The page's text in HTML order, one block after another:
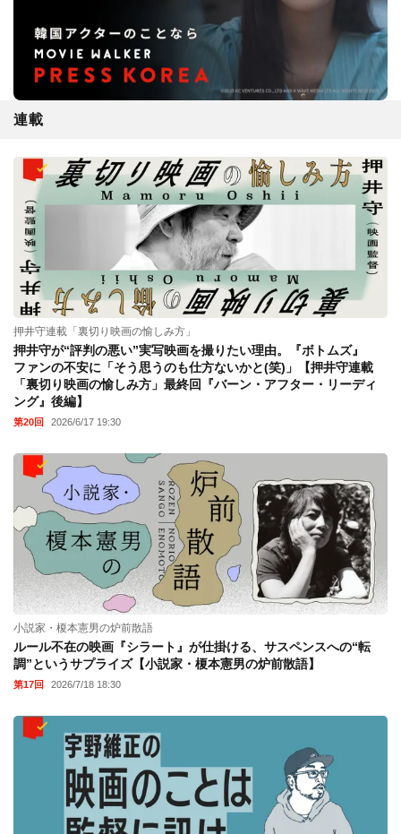
連載
押井守連載「裏切り映画の愉しみ方」
押井守が“評判の悪い”実写映画を撮りたい理由。『ボトムズ』
ファンの不安に「そう思うのも仕方ないかと(笑)」【押井守連載
「裏切り映画の愉しみ方」最終回『バーン・アフター・リーディ
ング』後編】
第20回 2026/6/17 19:30
小説家・榎本憲男の炉前散語
ルール不在の映画『シラート』が仕掛ける、サスペンスへの“転
調”というサプライズ【小説家・榎本憲男の炉前散語】
第17回 2026/7/18 18:30